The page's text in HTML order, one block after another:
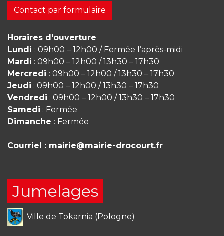
Contact par formulaire
Horaires d'ouverture
Lundi : 09h00 – 12h00 / Fermée l’après-midi
Mardi : 09h00 – 12h00 / 13h30 – 17h30
Mercredi : 09h00 – 12h00 / 13h30 – 17h30
Jeudi : 09h00 – 12h00 / 13h30 – 17h30
Vendredi : 09h00 – 12h00 / 13h30 – 17h30
Samedi : Fermée
Dimanche : Fermée
Courriel : mairie@mairie-drocourt.fr
Jumelages
Ville de Tokarnia (Pologne)